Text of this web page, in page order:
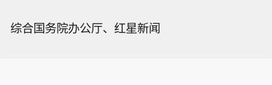
综合国务院办公厅、红星新闻